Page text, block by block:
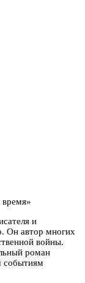
время»
и
Он автор многих
войны.
роман
событиям